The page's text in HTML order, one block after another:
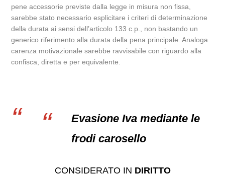
pene accessorie previste dalla legge in misura non fissa,
sarebbe stato necessario esplicitare i criteri di determinazione
della durata ai sensi dell’articolo 133 c.p., non bastando un
generico riferimento alla durata della pena principale. Analoga
carenza motivazionale sarebbe ravvisabile con riguardo alla
confisca, diretta e per equivalente.
Evasione Iva mediante le
frodi carosello
CONSIDERATO IN DIRITTO